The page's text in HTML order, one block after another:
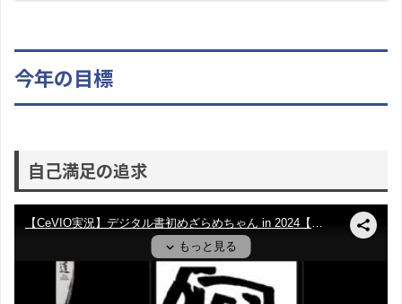
今年の目標
自己満足の追求